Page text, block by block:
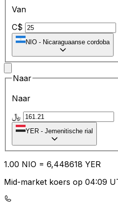
Van
C$
NIO - Nicaraguaanse cordoba
Naar
Naar
YER - Jemenitische rial
1.00 NIO = 6,448618 YER
Mid-market koers op 04:09